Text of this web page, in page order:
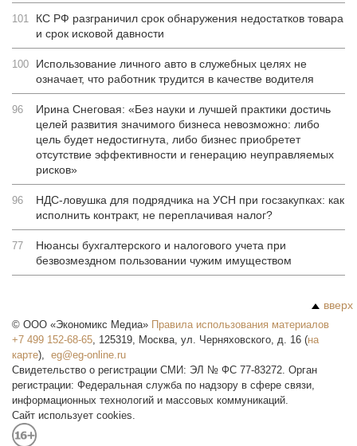
101
КС РФ разграничил срок обнаружения недостатков товара
и срок исковой давности
100
Использование личного авто в служебных целях не
означает, что работник трудится в качестве водителя
96
Ирина Снеговая: «Без науки и лучшей практики достичь
целей развития значимого бизнеса невозможно: либо
цель будет недостигнута, либо бизнес приобретет
отсутствие эффективности и генерацию неуправляемых
рисков»
96
НДС-ловушка для подрядчика на УСН при госзакупках: как
исполнить контракт, не переплачивая налог?
77
Нюансы бухгалтерского и налогового учета при
безвозмездном пользовании чужим имуществом
вверх
© ООО «Экономикс Медиа» Правила использования материалов
+7 499 152-68-65, 125319, Москва, ул. Черняховского, д. 16 (на
карте),
Свидетельство о регистрации СМИ: ЭЛ № ФС 77-83272. Орган
регистрации: Федеральная служба по надзору в сфере связи,
информационных технологий и массовых коммуникаций.
Сайт использует cookies.